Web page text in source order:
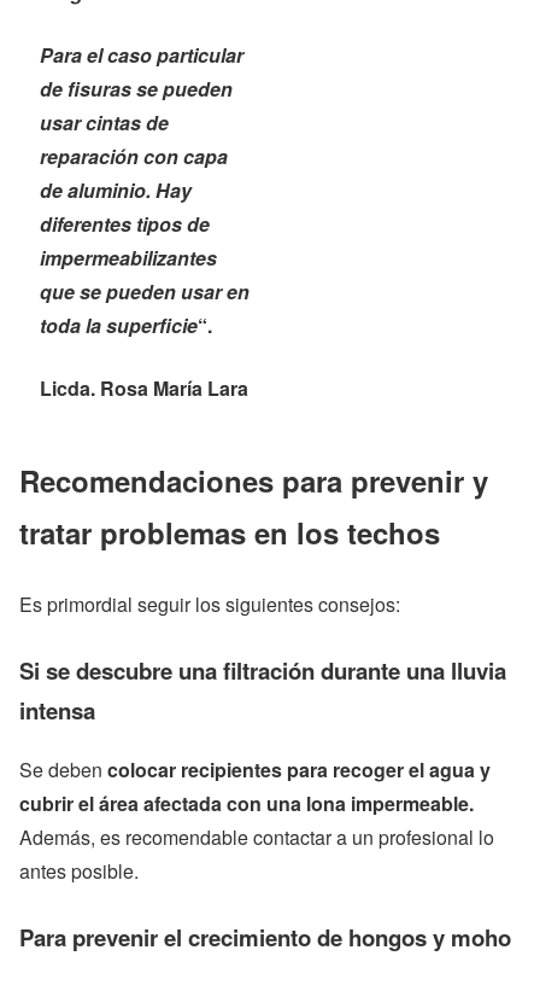
Para el caso particular
de fisuras se pueden
usar cintas de
reparación con capa
de aluminio. Hay
diferentes tipos de
impermeabilizantes
que se pueden usar en
toda la superficie“.
Licda. Rosa María Lara
Recomendaciones para prevenir y
tratar problemas en los techos
Es primordial seguir los siguientes consejos:
Si se descubre una filtración durante una lluvia
intensa
Se deben colocar recipientes para recoger el agua y
cubrir el área afectada con una lona impermeable.
Además, es recomendable contactar a un profesional lo
antes posible.
Para prevenir el crecimiento de hongos y moho